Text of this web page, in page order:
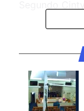
da criança
o bebê já
mãe, da voz
CONTINUE